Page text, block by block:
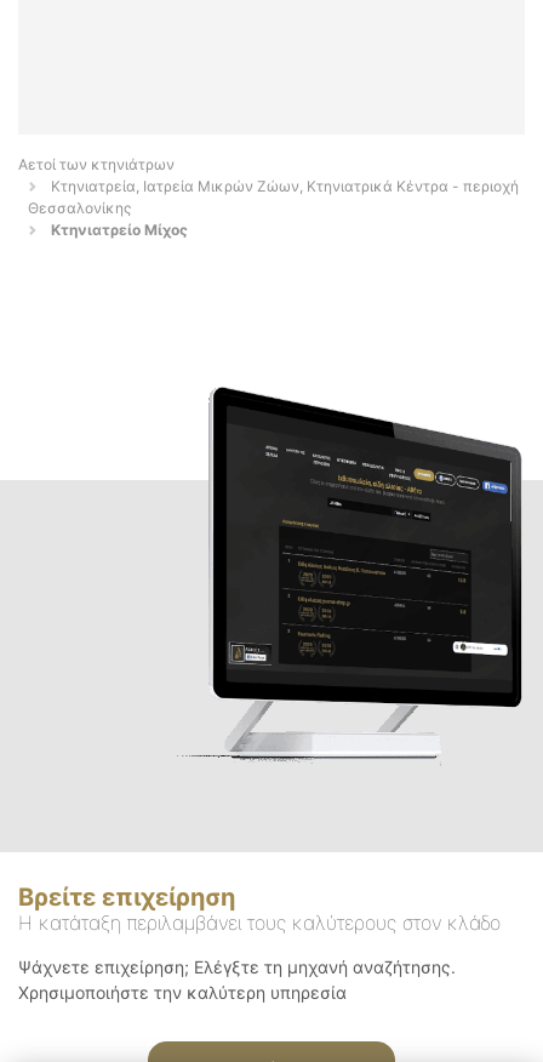
Αετοί των κτηνιάτρων
Κτηνιατρεία, Ιατρεία Μικρών Ζώων, Κτηνιατρικά Κέντρα - περιοχή
Θεσσαλονίκης
Κτηνιατρείο Μίχος
Βρείτε επιχείρηση
Η κατάταξη περιλαμβάνει τους καλύτερους στον κλάδο
Ψάχνετε επιχείρηση; Ελέγξτε τη μηχανή αναζήτησης.
Χρησιμοποιήστε την καλύτερη υπηρεσία